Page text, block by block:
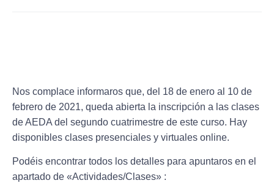
Nos complace informaros que, del 18 de enero al 10 de
febrero de 2021, queda abierta la inscripción a las clases
de AEDA del segundo cuatrimestre de este curso. Hay
disponibles clases presenciales y virtuales online.
Podéis encontrar todos los detalles para apuntaros en el
apartado de «Actividades/Clases» :